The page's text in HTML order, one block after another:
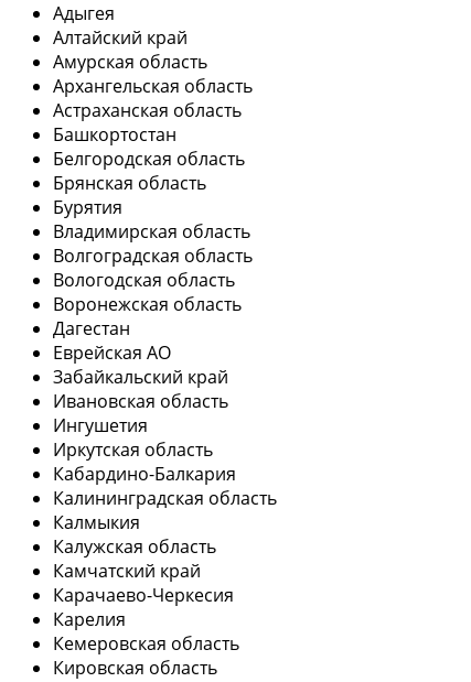
Адыгея
Алтайский край
Амурская область
Архангельская область
Астраханская область
Башкортостан
Белгородская область
Брянская область
Бурятия
Владимирская область
Волгоградская область
Вологодская область
Воронежская область
Дагестан
Еврейская АО
Забайкальский край
Ивановская область
Ингушетия
Иркутская область
Кабардино-Балкария
Калининградская область
Калмыкия
Калужская область
Камчатский край
Карачаево-Черкесия
Карелия
Кемеровская область
Кировская область